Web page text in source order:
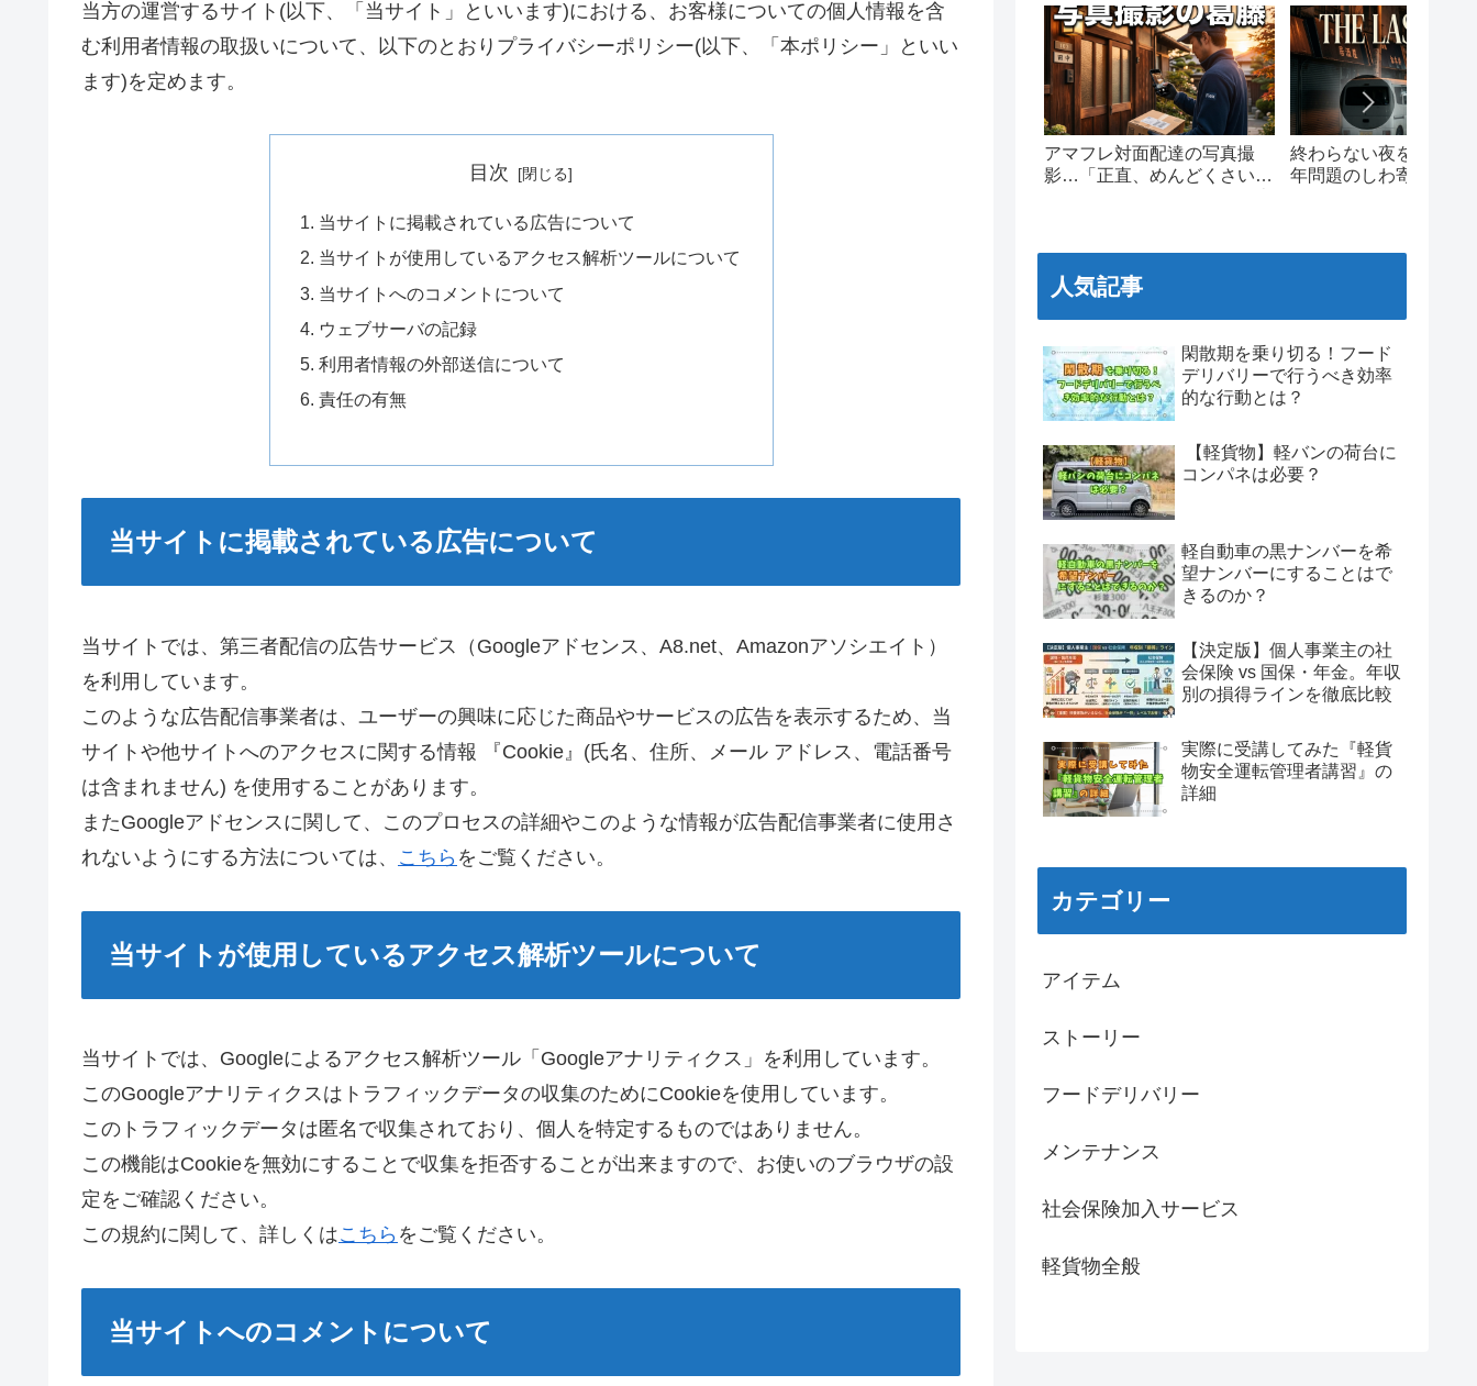
当方の運営するサイト(以下、「当サイト」といいます)における、お客様についての個人情報を含
む利用者情報の取扱いについて、以下のとおりプライバシーポリシー(以下、「本ポリシー」といい
ます)を定めます。
目次
当サイトに掲載されている広告について
当サイトが使用しているアクセス解析ツールについて
当サイトへのコメントについて
ウェブサーバの記録
利用者情報の外部送信について
責任の有無
当サイトに掲載されている広告について
当サイトでは、第三者配信の広告サービス（Googleアドセンス、A8.net、Amazonアソシエイト）
を利用しています。
このような広告配信事業者は、ユーザーの興味に応じた商品やサービスの広告を表示するため、当
サイトや他サイトへのアクセスに関する情報 『Cookie』(氏名、住所、メール アドレス、電話番号
は含まれません) を使用することがあります。
またGoogleアドセンスに関して、このプロセスの詳細やこのような情報が広告配信事業者に使用さ
れないようにする方法については、 こちら をご覧ください。
当サイトが使用しているアクセス解析ツールについて
当サイトでは、Googleによるアクセス解析ツール「Googleアナリティクス」を利用しています。
このGoogleアナリティクスはトラフィックデータの収集のためにCookieを使用しています。
このトラフィックデータは匿名で収集されており、個人を特定するものではありません。
この機能はCookieを無効にすることで収集を拒否することが出来ますので、お使いのブラウザの設
定をご確認ください。
この規約に関して、詳しくはこちら をご覧ください。
当サイトへのコメントについて
アマフレ対面配達の写真撮
影…「正直、めんどくさい」
終わらない夜を走る。
年問題のしわ寄せと、
人気記事
閑散期を乗り切る！フード
デリバリーで行うべき効率
的な行動とは？
【軽貨物】軽バンの荷台に
コンパネは必要？
軽自動車の黒ナンバーを希
望ナンバーにすることはで
きるのか？
【決定版】個人事業主の社
会保険 vs 国保・年金。年収
別の損得ラインを徹底比較
実際に受講してみた『軽貨
物安全運転管理者講習』の
詳細
カテゴリー
アイテム
ストーリー
フードデリバリー
メンテナンス
社会保険加入サービス
軽貨物全般